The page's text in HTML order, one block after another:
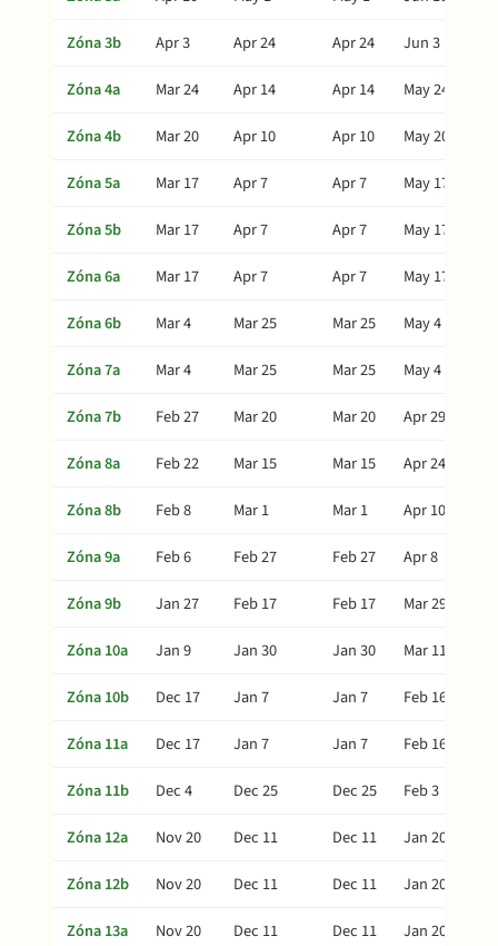
Zóna 3b
Apr 3 Apr 24 Apr 24
Jun 3
Zóna 4a
Mar 24 Apr 14 Apr 14
May 24
Zóna 4b
Mar 20 Apr 10 Apr 10
May 20
Zóna 5a
Mar 17 Apr 7 Apr 7
May 17
Zóna 5b
Mar 17 Apr 7 Apr 7
May 17
Zóna 6a
Mar 17 Apr 7 Apr 7
May 17
Zóna 6b
Mar 4 Mar 25 Mar 25
May 4
Zóna 7a
Mar 4 Mar 25 Mar 25
May 4
Zóna 7b
Feb 27 Mar 20 Mar 20
Apr 29
Zóna 8a
Feb 22 Mar 15 Mar 15
Apr 24
Zóna 8b
Feb 8 Mar 1 Mar 1
Apr 10
Zóna 9a
Feb 6 Feb 27 Feb 27
Apr 8
Zóna 9b
Jan 27 Feb 17 Feb 17
Mar 29
Zóna 10a
Jan 9 Jan 30 Jan 30
Mar 11
Zóna 10b
Dec 17 Jan 7 Jan 7
Feb 16
Zóna 11a
Dec 17 Jan 7 Jan 7
Feb 16
Zóna 11b
Dec 4 Dec 25 Dec 25
Feb 3
Zóna 12a
Nov 20 Dec 11 Dec 11
Jan 20
Zóna 12b
Nov 20 Dec 11 Dec 11
Jan 20
Zóna 13a
Nov 20 Dec 11 Dec 11 Jan 20